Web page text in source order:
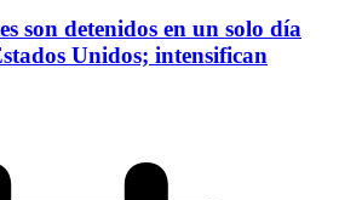
son detenidos en un solo día
Unidos; intensifican